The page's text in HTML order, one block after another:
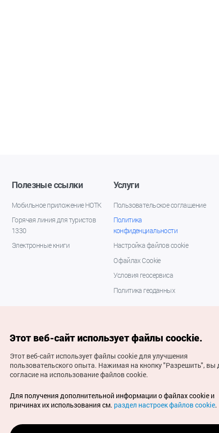
Полезные ссылки
Мобильное приложение НОТК
Горячая линия для туристов
1330
Электронные книги
Услуги
Пользовательское соглашение
Политика
конфиденциальности
Настройка файлов cookie
О файлах Cookie
Условия геосервиса
Политика геоданных
(с) Национальная организация туризма Кореи Все
права защищены
Для извещения об ошибках и проблемах, связанных с
работой веб-сайта, направляйте ваши запросы на
официальный адрес электронной почты
Этот веб-сайт использует файлы coockie.
Этот веб-сайт использует файлы cookie для улучшения
пользовательского опыта. Нажимая на кнопку "Разрешить", вы
согласие на использование файлов cookie.
Для получения дополнительной информации о файлах cookie и
причинах их использования см. раздел настроек файлов cookie.